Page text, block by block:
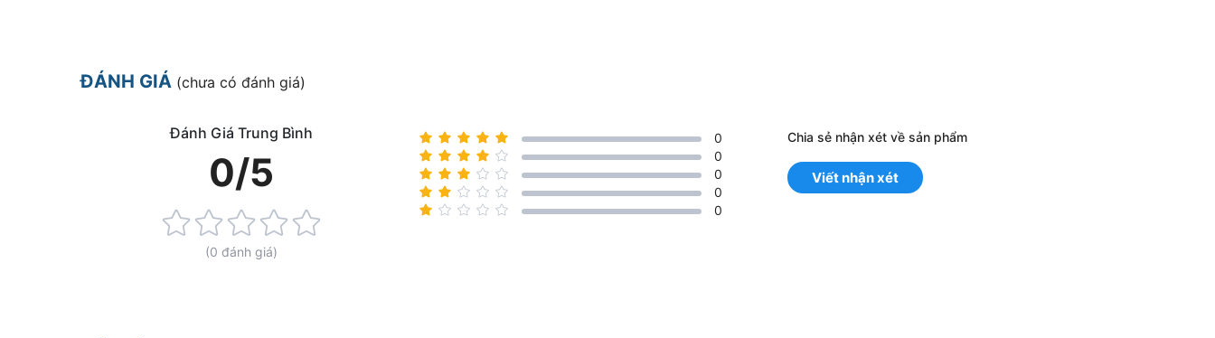
ĐÁNH GIÁ (chưa có đánh giá)
Đánh Giá Trung Bình
0/5
(0 đánh giá)
0
0
0
0
0
Chia sẻ nhận xét về sản phẩm
Viết nhận xét